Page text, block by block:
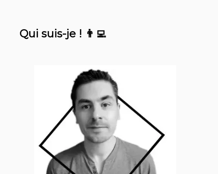
Qui suis-je ! 👨‍💻